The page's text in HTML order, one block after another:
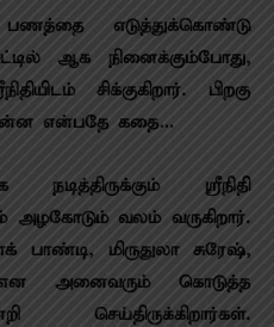
எடுத்துக்கொண்டு
ஆக நினைக்கும்போது,
சிக்குகிறார். பிறகு
என்பதே கதை…
ஸ்ரீநிதி
அழகோடும் வலம் வருகிறார்.
மிருதுலா சுரேஷ்,
அனைவரும் கொடுத்த
செய்திருக்கிறார்கள்.